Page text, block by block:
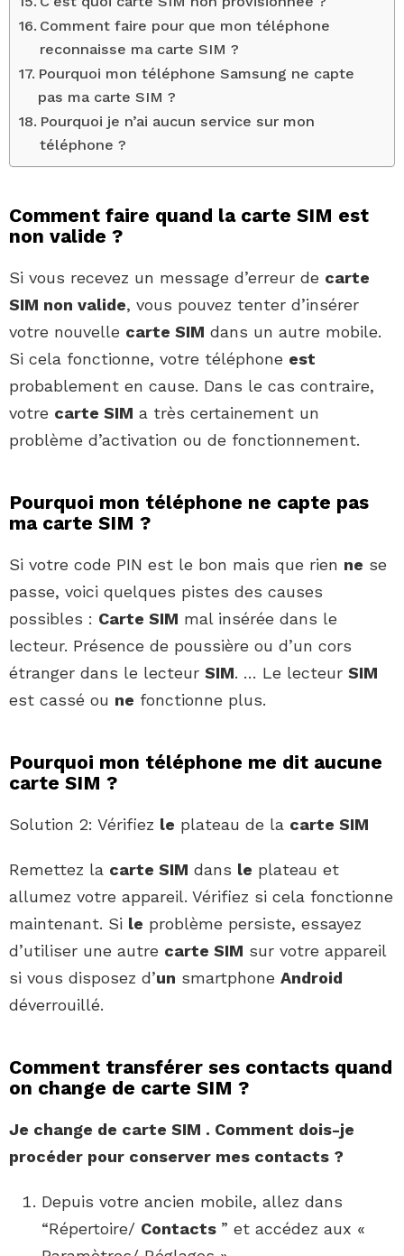
Comment faire pour que mon téléphone
reconnaisse ma carte SIM ?
Pourquoi mon téléphone Samsung ne capte
pas ma carte SIM ?
Pourquoi je n’ai aucun service sur mon
téléphone ?
Comment faire quand la carte SIM est
non valide ?
Si vous recevez un message d’erreur de carte
SIM non valide, vous pouvez tenter d’insérer
votre nouvelle carte SIM dans un autre mobile.
Si cela fonctionne, votre téléphone est
probablement en cause. Dans le cas contraire,
votre carte SIM a très certainement un
problème d’activation ou de fonctionnement.
Pourquoi mon téléphone ne capte pas
ma carte SIM ?
Si votre code PIN est le bon mais que rien ne se
passe, voici quelques pistes des causes
possibles : Carte SIM mal insérée dans le
lecteur. Présence de poussière ou d’un cors
étranger dans le lecteur SIM. … Le lecteur SIM
est cassé ou ne fonctionne plus.
Pourquoi mon téléphone me dit aucune
carte SIM ?
Solution 2: Vérifiez le plateau de la carte SIM
Remettez la carte SIM dans le plateau et
allumez votre appareil. Vérifiez si cela fonctionne
maintenant. Si le problème persiste, essayez
d’utiliser une autre carte SIM sur votre appareil
si vous disposez d’un smartphone Android
déverrouillé.
Comment transférer ses contacts quand
on change de carte SIM ?
Je change de carte SIM . Comment dois-je
procéder pour conserver mes contacts ?
Depuis votre ancien mobile, allez dans
“Répertoire/ Contacts ” et accédez aux «